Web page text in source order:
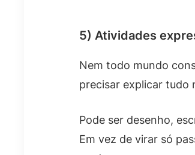
5) Atividades
Nem todo mundo
precisar explicar tudo
Pode ser desenho,
Em vez de virar só